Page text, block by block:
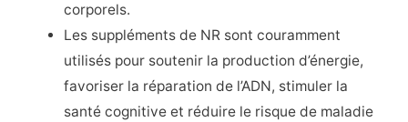
corporels.
Les suppléments de NR sont couramment
utilisés pour soutenir la production d’énergie,
favoriser la réparation de l’ADN, stimuler la
santé cognitive et réduire le risque de maladie